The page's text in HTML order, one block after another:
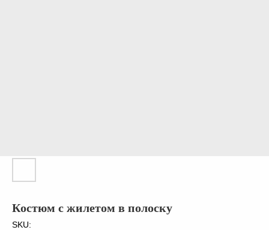
Костюм с жилетом в полоску
SKU: